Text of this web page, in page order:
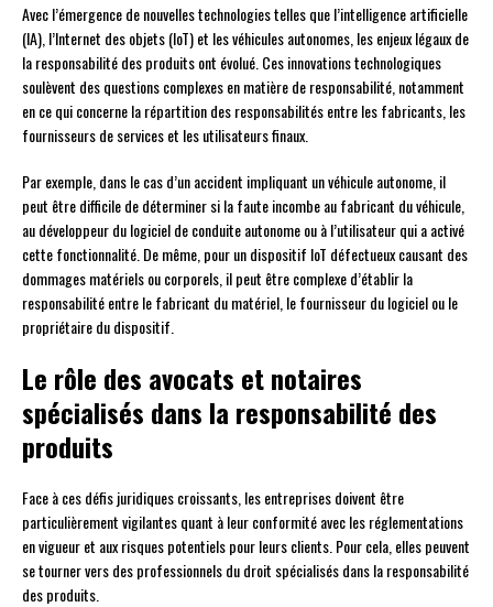
Avec l’émergence de nouvelles technologies telles que l’intelligence artificielle
(IA), l’Internet des objets (IoT) et les véhicules autonomes, les enjeux légaux de
la responsabilité des produits ont évolué. Ces innovations technologiques
soulèvent des questions complexes en matière de responsabilité, notamment
en ce qui concerne la répartition des responsabilités entre les fabricants, les
fournisseurs de services et les utilisateurs finaux.
Par exemple, dans le cas d’un accident impliquant un véhicule autonome, il
peut être difficile de déterminer si la faute incombe au fabricant du véhicule,
au développeur du logiciel de conduite autonome ou à l’utilisateur qui a activé
cette fonctionnalité. De même, pour un dispositif IoT défectueux causant des
dommages matériels ou corporels, il peut être complexe d’établir la
responsabilité entre le fabricant du matériel, le fournisseur du logiciel ou le
propriétaire du dispositif.
Le rôle des avocats et notaires
spécialisés dans la responsabilité des
produits
Face à ces défis juridiques croissants, les entreprises doivent être
particulièrement vigilantes quant à leur conformité avec les réglementations
en vigueur et aux risques potentiels pour leurs clients. Pour cela, elles peuvent
se tourner vers des professionnels du droit spécialisés dans la responsabilité
des produits.